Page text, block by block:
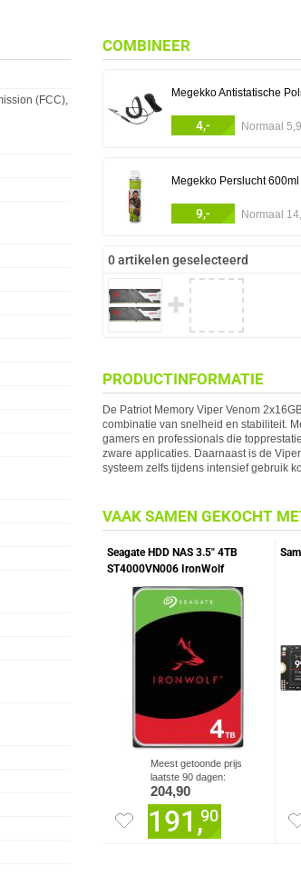
(FCC),
COMBINEER
Megekko Antistatische
4,- Normaal
Megekko Perslucht 600ml
9,- Normaal
0 artikelen geselecteerd
✚
PRODUCTINFORMATIE
De PatriotMemory Viper Venom
combinatie van snelheid en stabiliteit.
gamers en professionals die
zware applicaties. Daarnaast is de
systeem zelfs tijdens intensief gebruik
VAAK SAMEN GEKOCHT
Seagate HDD NAS 3.5" 4TB
ST4000VN006 IronWolf
Meest getoonde prijs
laatste 90 dagen:
204,90
191,90